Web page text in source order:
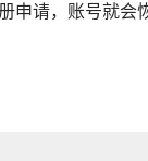
申请，账号就会